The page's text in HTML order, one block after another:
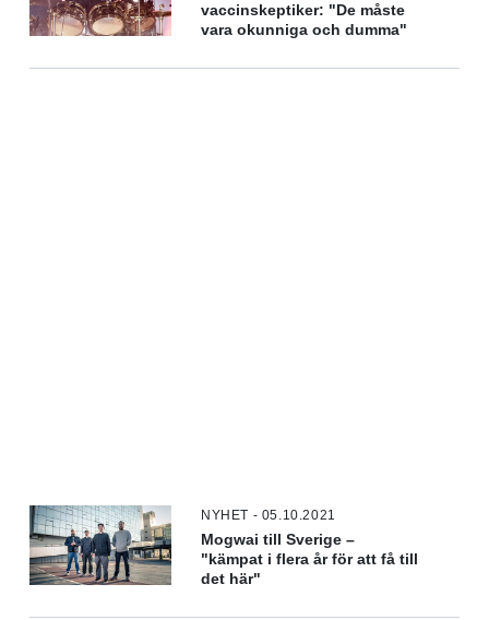
vaccinskeptiker: "De måste
vara okunniga och dumma"
NYHET - 05.10.2021
Mogwai till Sverige –
"kämpat i flera år för att få till
det här"